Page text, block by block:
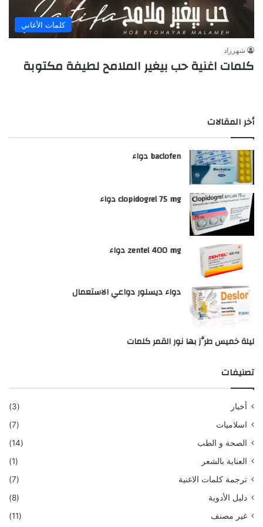
كلمات الأغاني
شهرزاد
كلمات اغنية حب بيغير الملامح لطيفة مكتوبة
أخر المقالات
baclofen دواء
clopidogrel 75 mg دواء
zentel 400 mg دواء
دواء ديسلور دواعي الاستعمال
ليلة خميس طرَّز بها نور القمر كلمات
تصنيفات
أخبار
(3)
اسلاميات
(7)
الصحة و الطب
(14)
العناية بالشعر
(1)
ترجمة كلمات الاغنية
(7)
دليل الأدوية
(8)
غير مصنف
(11)